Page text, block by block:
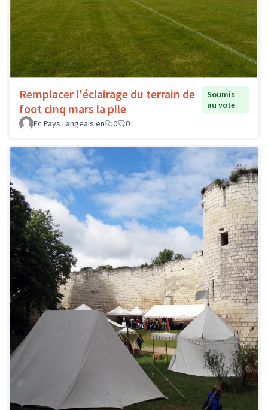
Remplacer l'éclairage du terrain de
foot cinq mars la pile
Soumis
au vote
Fc Pays Langeaisien
0 0